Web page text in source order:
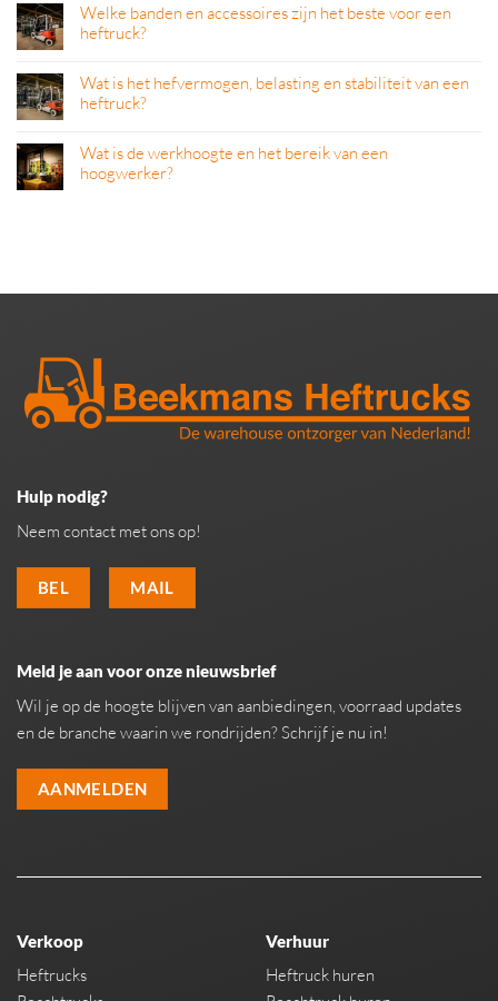
Welke banden en accessoires zijn het beste voor een
heftruck?
Wat is het hefvermogen, belasting en stabiliteit van een
heftruck?
Wat is de werkhoogte en het bereik van een
hoogwerker?
Hulp nodig?
Neem contact met ons op!
BEL MAIL
Meld je aan voor onze nieuwsbrief
Wil je op de hoogte blijven van aanbiedingen, voorraad updates
en de branche waarin we rondrijden? Schrijf je nu in!
AANMELDEN
Verkoop
Heftrucks
Verhuur
Heftruck huren